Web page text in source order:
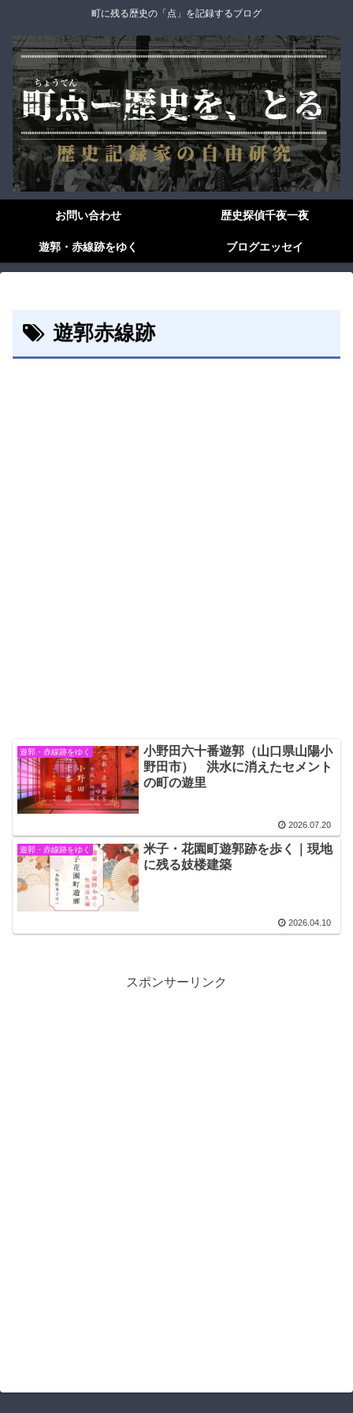
町に残る歴史の「点」を記録するブログ
お問い合わせ 歴史探偵千夜一夜
遊郭・赤線跡をゆく ブログエッセイ
遊郭赤線跡
遊郭・赤線跡をゆく
小野田六十番遊郭（山口県山陽小
野田市） 洪水に消えたセメント
の町の遊里
2026.07.20
遊郭・赤線跡をゆく
米子・花園町遊郭跡を歩く｜現地
に残る妓楼建築
2026.04.10
スポンサーリンク